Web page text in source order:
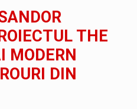
THE
MODERN
DIN